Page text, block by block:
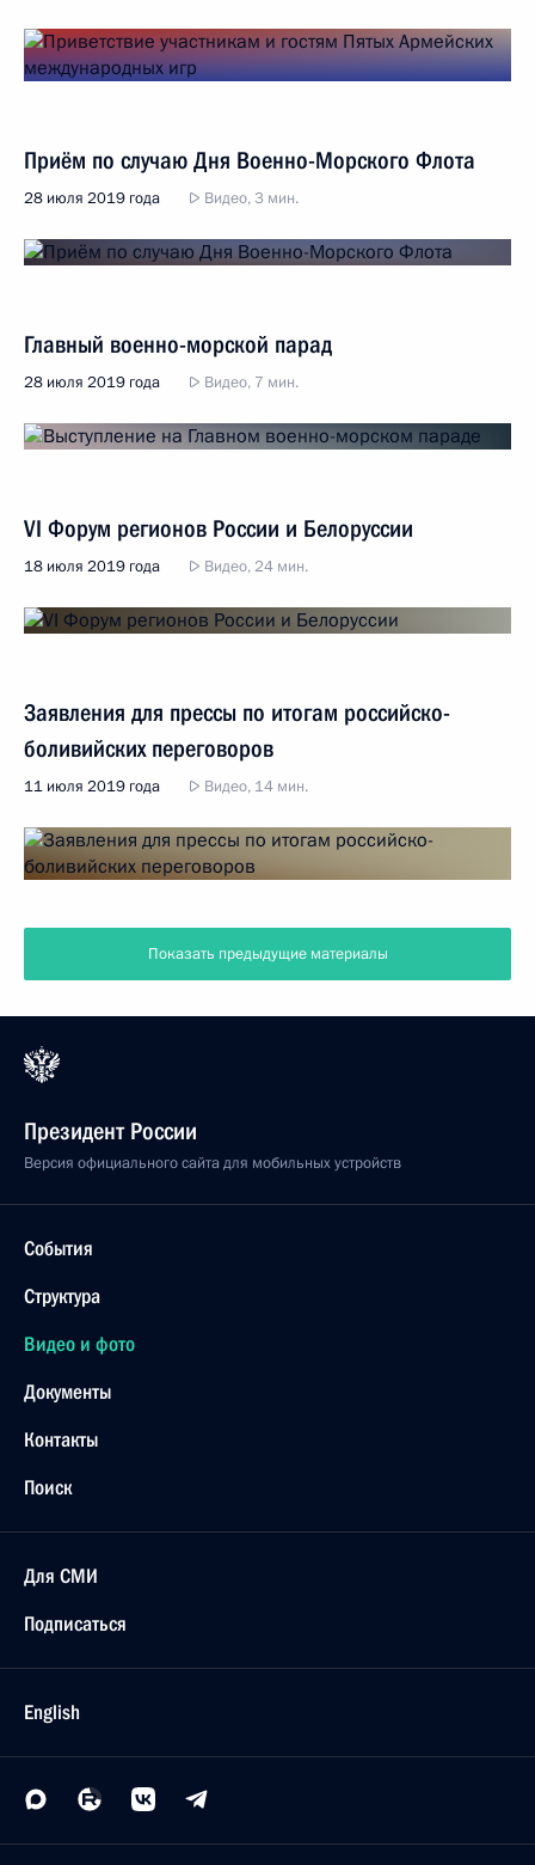
Приём по случаю Дня Военно-Морского Флота
28 июля 2019 года Видео, 3 мин.
Главный военно-морской парад
28 июля 2019 года Видео, 7 мин.
VI Форум регионов России и Белоруссии
18 июля 2019 года Видео, 24 мин.
Заявления для прессы по итогам российско-
боливийских переговоров
11 июля 2019 года Видео, 14 мин.
Показать предыдущие материалы
Президент России
Версия официального сайта для мобильных устройств
События
Структура
Видео и фото
Документы
Контакты
Поиск
Для СМИ
Подписаться
English